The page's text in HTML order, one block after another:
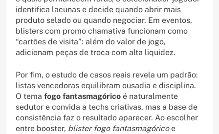
identifica lacunas e decide quando abrir mais
produto selado ou quando negociar. Em eventos,
blisters com promo chamativa funcionam como
“cartões de visita”: além do valor de jogo,
adicionam peças de troca com alta liquidez.
Por fim, o estudo de casos reais revela um padrão:
listas vencedoras equilibram ousadia e disciplina.
O tema fogo fantasmagórico é naturalmente
sedutor e convida a techs criativas, mas a base de
consistência faz o resultado aparecer. Ao escolher
entre booster, blister fogo fantasmagóricoe